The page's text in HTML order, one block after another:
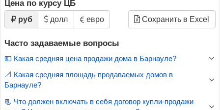
Цена по курсу ЦБ
руб долл евро Сохранить в Excel
Часто задаваемые вопросы
💵 Какая средняя цена продажи дома в Барнауле?
📐 Какая средняя площадь продаваемых домов в
Барнауле?
📃 Что должен включать в себя договор купли-продажи